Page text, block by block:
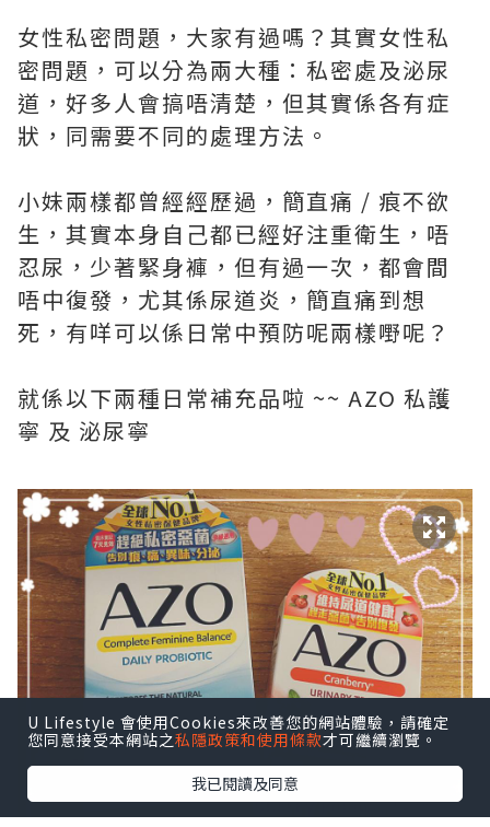
女性私密問題，大家有過嗎？其實女性私
密問題，可以分為兩大種：私密處及泌尿
道，好多人會搞唔清楚，但其實係各有症
狀，同需要不同的處理方法。
小妹兩樣都曾經經歷過，簡直痛 / 痕不欲
生，其實本身自己都已經好注重衛生，唔
忍尿，少著緊身褲，但有過一次，都會間
唔中復發，尤其係尿道炎，簡直痛到想
死，有咩可以係日常中預防呢兩樣嘢呢？
就係以下兩種日常補充品啦 ~~ AZO 私護
寧 及 泌尿寧
U Lifestyle 會使用Cookies來改善您的網站體驗，請確定
您同意接受本網站之私隱政策和使用條款才可繼續瀏覽。
我已閱讀及同意